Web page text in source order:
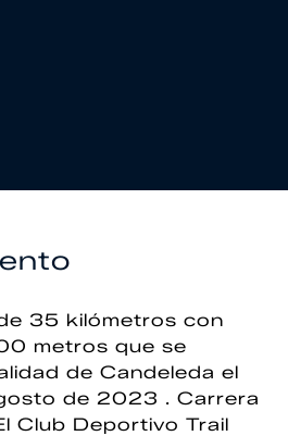
35 kilómetros con
metros que se
de Candeleda el
de 2023 . Carrera
Club Deportivo Trail